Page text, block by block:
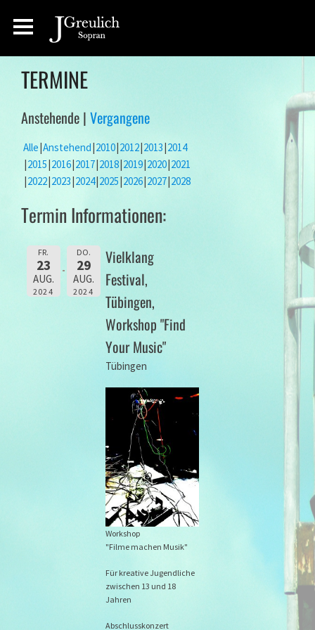
TERMINE
Anstehende | Vergangene
Alle Anstehend 2010 2012 2013 2014
2015 2016 2017 2018 2019 2020 2021
2022 2023 2024 2025 2026 2027 2028
Termin Informationen:
FR.
23
AUG.
2024
DO.
29
AUG.
2024
Vielklang
Festival,
Tübingen,
Workshop "Find
Your Music"
Tübingen
Workshop
"Filme machen Musik"
Für kreative Jugendliche
zwischen 13 und 18
Jahren
Abschlusskonzert